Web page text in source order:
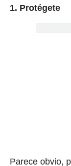
1. Protégete
Parece obvio,